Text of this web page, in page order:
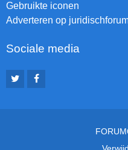
Gebruikte iconen
Adverteren op
Sociale media